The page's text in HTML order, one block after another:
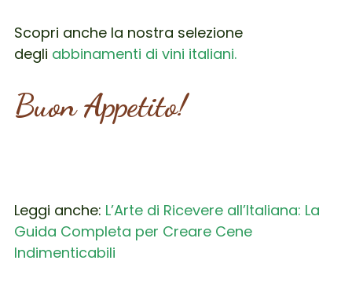
Scopri anche la nostra selezione
degli abbinamenti di vini italiani.
Buon Appetito!
Leggi anche: L’Arte di Ricevere all’Italiana: La
Guida Completa per Creare Cene
Indimenticabili